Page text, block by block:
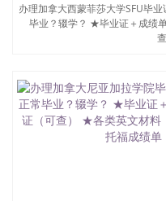
国的学生来此就读。其
子工程学，工商管理学
受性肯定及好评；而各
定金下单； 3、公司确
4、电子图做好发给客
品部做成品； 6、成品
款； 7、快递给客户（
真实网上可查的证明材
办理加拿大西蒙菲莎大学SFU毕
毕业？辍学？ ★毕业证＋成绩